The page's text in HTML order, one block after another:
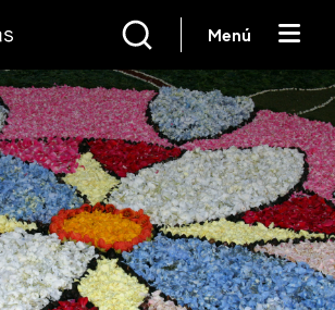
Menú